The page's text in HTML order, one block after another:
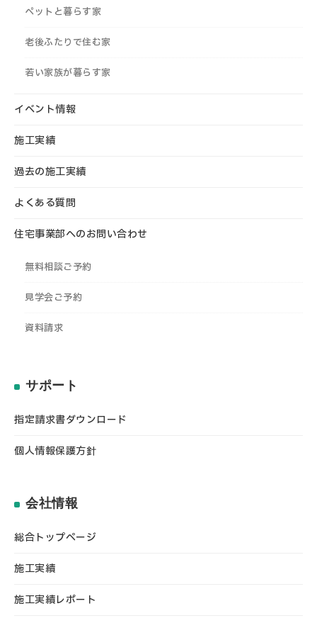
ペットと暮らす家
老後ふたりで住む家
若い家族が暮らす家
イベント情報
施工実績
過去の施工実績
よくある質問
住宅事業部へのお問い合わせ
無料相談ご予約
見学会ご予約
資料請求
サポート
指定請求書ダウンロード
個人情報保護方針
会社情報
総合トップページ
施工実績
施工実績レポート